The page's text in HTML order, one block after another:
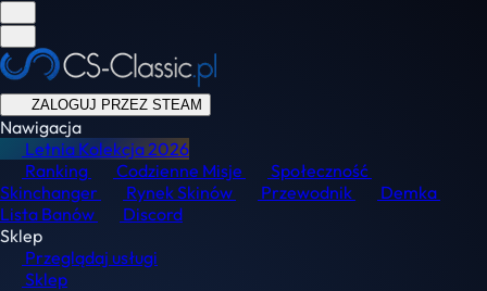
ZALOGUJ PRZEZ STEAM
Nawigacja
Letnia Kolekcja2026
Ranking
Codzienne Misje
Społeczność
Skinchanger
Rynek Skinów Przewodnik
Demka
Lista Banów
Discord
Sklep
Przeglądaj usługi
Sklep